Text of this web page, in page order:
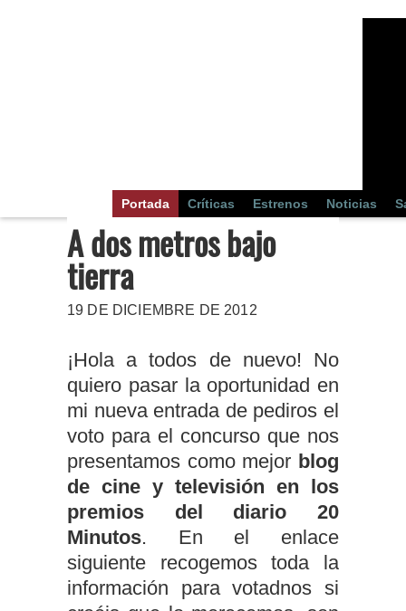
Portada Críticas Estrenos Noticias
A dos metros bajo
tierra
19 DE DICIEMBRE DE 2012
¡Hola a todos de nuevo! No
quiero pasar la oportunidad en
mi nueva entrada de pediros el
voto para el concurso que nos
presentamos como mejor blog
de cine y televisión en los
premios del diario 20
Minutos. En el enlace
siguiente recogemos toda la
información para votadnos si